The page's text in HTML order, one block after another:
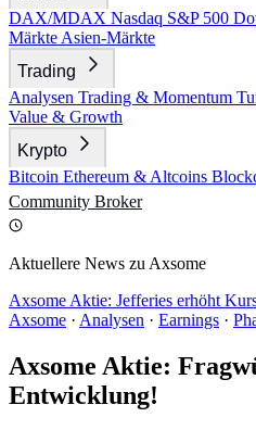
DAX/MDAX Nasdaq S&P 500
Märkte Asien-Märkte
Trading
Analysen Trading & Momentum
Value & Growth
Krypto
Bitcoin Ethereum & Altcoins
Community Broker
Aktuellere News zu Axsome
Axsome Aktie: Jefferies erhöht
Axsome · Analysen · Earnings ·
Axsome Aktie:
Entwicklung!